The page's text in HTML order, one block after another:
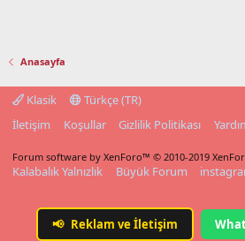
Anasayfa
Klasik
Türkçe (TR)
İletişim
Koşullar Gizlilik Politikası
Forum software by XenForo™ © 2010-2019
Kalabalık Yalnızlık Büyük Forum
📢 Reklam ve İletişim